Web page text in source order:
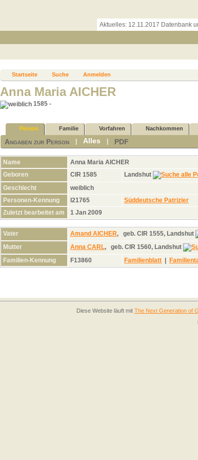
Aktuelles: 12.11.2017 Datenbank
Startseite Suche Anmelden
Anna Maria AICHER
1585 -
Person Familie Vorfahren Nachkommen
Angaben zur Person |Alles PDF
Name Anna Maria AICHER
Geboren
CIR 1585
Landshut
Geschlecht
weiblich
Personen-Kennung
I21765
Süddeutsche Patrizier
Zuletzt bearbeitet am
1 Jan 2009
Vater Amand AICHER, geb. CIR 1555, Landshut
Mutter
Anna CARL, geb. CIR 1560, Landshut
Familien-Kennung
F13860 Familienblatt |
Diese Website läuft mit The Next Generation of